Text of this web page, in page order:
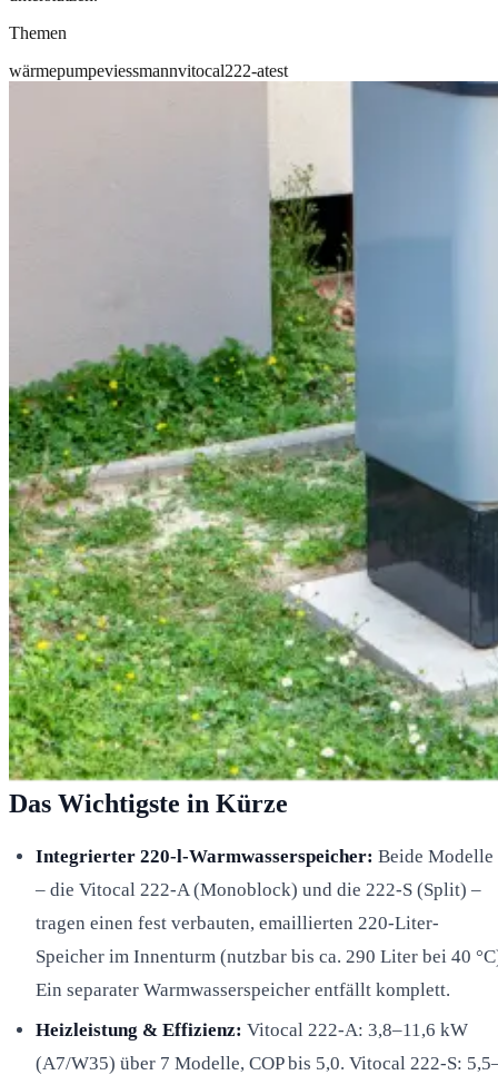
Themen
wärmepumpeviessmannvitocal222-atest
Das Wichtigste in Kürze
Integrierter 220-l-Warmwasserspeicher: Beide Modelle
– die Vitocal 222-A (Monoblock) und die 222-S (Split) –
tragen einen fest verbauten, emaillierten 220-Liter-
Speicher im Innenturm (nutzbar bis ca. 290 Liter bei 40
Ein separater Warmwasserspeicher entfällt komplett.
Heizleistung & Effizienz: Vitocal 222-A: 3,8–11,6 kW
(A7/W35) über 7 Modelle, COP bis 5,0. Vitocal 222-S: